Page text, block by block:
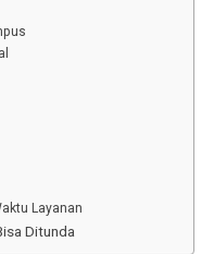
Layanan
Ditunda